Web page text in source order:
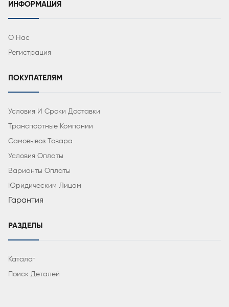
ИНФОРМАЦИЯ
О Нас
Регистрация
ПОКУПАТЕЛЯМ
Условия И Сроки Доставки
Транспортные Компании
Самовывоз Товара
Условия Оплаты
Варианты Оплаты
Юридическим Лицам
Гарантия
РАЗДЕЛЫ
Каталог
Поиск Деталей